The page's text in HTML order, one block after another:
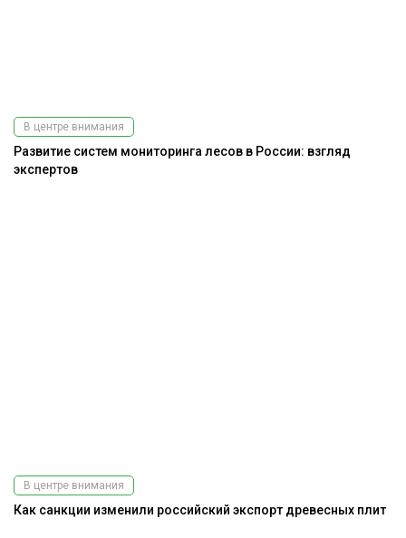
В центре внимания
Развитие систем мониторинга лесов в России: взгляд
экспертов
В центре внимания
Как санкции изменили российский экспорт древесных плит